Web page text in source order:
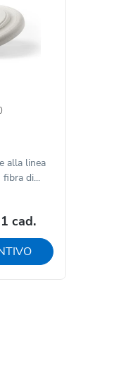
alla linea
fibra di...
cad.